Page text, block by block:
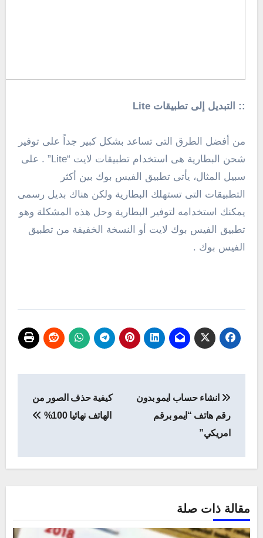
:: التبديل إلى تطبيقات Lite
من أفضل الطرق التى تساعد بشكل كبير جداً على توفير
شحن البطارية هى استخدام تطبيقات لايت “Lite” . على
سبيل المثال، يأتى تطبيق الفيس بوك بين أكثر
التطبيقات التى تستهلك البطارية ولكن هناك بديل رسمى
يمكنك استخدامه لتوفير البطارية وحل هذه المشكلة وهو
تطبيق الفيس بوك لايت أو النسخة الخفيفة من تطبيق
الفيس بوك .
المقالات
انشاء حساب ايمو بدون
رقم هاتف “ايمو برقم
امريكي”
كيفية حذف الصور من
الهاتف نهائيا 100%
مقالة ذات صلة